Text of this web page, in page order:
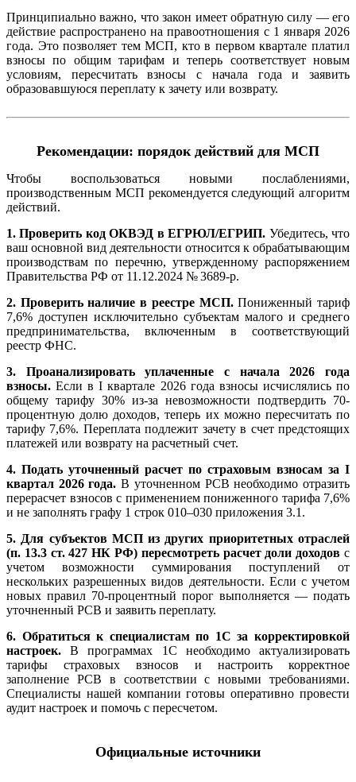
Принципиально важно, что закон имеет обратную силу — его
действие распространено на правоотношения с 1 января 2026
года. Это позволяет тем МСП, кто в первом квартале платил
взносы по общим тарифам и теперь соответствует новым
условиям, пересчитать взносы с начала года и заявить
образовавшуюся переплату к зачету или возврату.
Рекомендации: порядок действий для МСП
Чтобы воспользоваться новыми послаблениями,
производственным МСП рекомендуется следующий алгоритм
действий.
1. Проверить код ОКВЭД в ЕГРЮЛ/ЕГРИП. Убедитесь, что
ваш основной вид деятельности относится к обрабатывающим
производствам по перечню, утвержденному распоряжением
Правительства РФ от 11.12.2024 № 3689-р.
2. Проверить наличие в реестре МСП.Пониженный тариф
7,6% доступен исключительно субъектам малого и среднего
предпринимательства, включенным в соответствующий
реестр ФНС.
3. Проанализировать уплаченные с начала 2026 года
взносы. Если в I квартале 2026 года взносы исчислялись по
общему тарифу 30% из-за невозможности подтвердить 70-
процентную долю доходов, теперь их можно пересчитать по
тарифу 7,6%. Переплата подлежит зачету в счет предстоящих
платежей или возврату на расчетный счет.
4. Подать уточненный расчет по страховым взносам за I
квартал 2026 года. В уточненном РСВ необходимо отразить
перерасчет взносов с применением пониженного тарифа 7,6%
и не заполнять графу 1 строк 010–030 приложения 3.1.
5. Для субъектов МСП из других приоритетных отраслей
(п. 13.3 ст. 427 НК РФ) пересмотреть расчет доли доходов с
учетом возможности суммирования поступлений от
нескольких разрешенных видов деятельности. Если с учетом
новых правил 70-процентный порог выполняется — подать
уточненный РСВ и заявить переплату.
6. Обратиться к специалистам по 1С за корректировкой
настроек. В программах 1С необходимо актуализировать
тарифы страховых взносов и настроить корректное
заполнение РСВ в соответствии с новыми требованиями.
Специалисты нашей компании готовы оперативно провести
аудит настроек и помочь с пересчетом.
Официальные источники